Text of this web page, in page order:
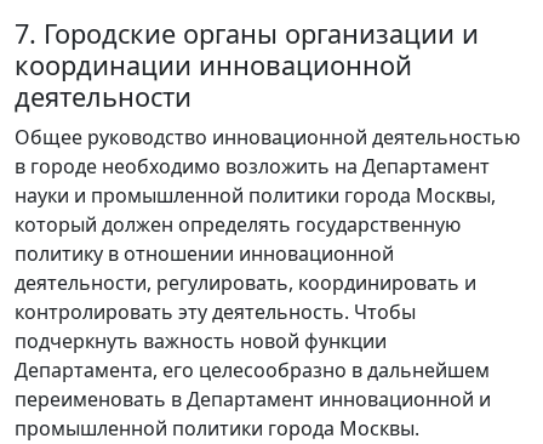
7. Городские органы организации и
координации инновационной
деятельности
Общее руководство инновационной деятельностью
в городе необходимо возложить на Департамент
науки и промышленной политики города Москвы,
который должен определять государственную
политику в отношении инновационной
деятельности, регулировать, координировать и
контролировать эту деятельность. Чтобы
подчеркнуть важность новой функции
Департамента, его целесообразно в дальнейшем
переименовать в Департамент инновационной и
промышленной политики города Москвы.